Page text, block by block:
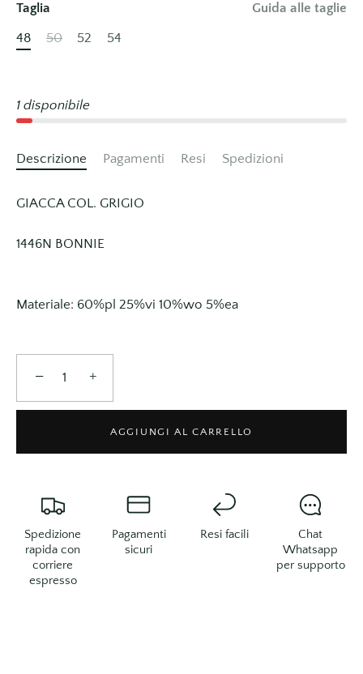
Taglia Guida alle taglie
48 50 52 54
1 disponibile
Descrizione Pagamenti Resi Spedizioni
GIACCA COL. GRIGIO
1446N BONNIE
Materiale: 60%pl 25%vi 10%wo 5%ea
− +
AGGIUNGI AL CARRELLO
Spedizione
rapida con
corriere
espresso
Pagamenti
sicuri
Resi facili
Chat
Whatsapp
per supporto